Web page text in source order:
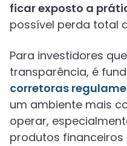
ficar exposto a
possível perda total
Para investidores
transparência, é
corretoras
um ambiente mais
operar,
produtos